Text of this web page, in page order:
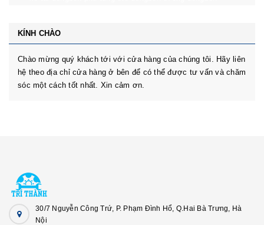
KÍNH CHÀO
Chào mừng quý khách tới với cửa hàng của chúng tôi. Hãy liên
hệ theo địa chỉ cửa hàng ở bên để có thể được tư vấn và chăm
sóc một cách tốt nhất. Xin cảm ơn.
30/7 Nguyễn Công Trứ, P. Phạm Đình Hổ, Q.Hai Bà Trưng, Hà
Nội